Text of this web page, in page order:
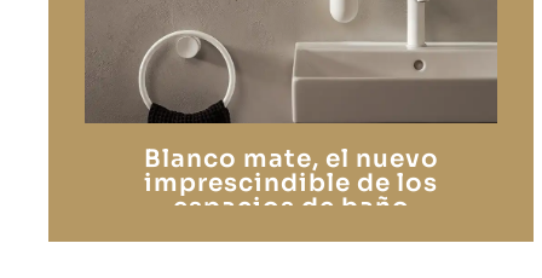
Blanco mate, el nuevo
imprescindible de los
espacios de baño